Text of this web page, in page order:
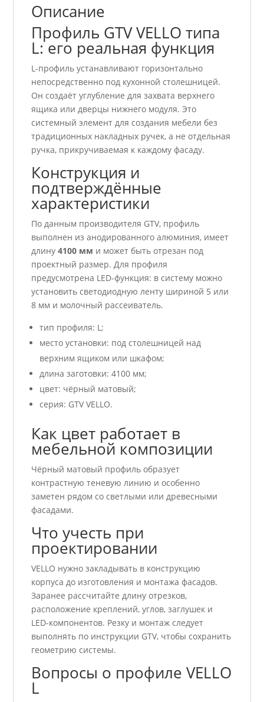
Описание
Профиль GTV VELLO типа
L: его реальная функция
L-профиль устанавливают горизонтально
непосредственно под кухонной столешницей.
Он создаёт углубление для захвата верхнего
ящика или дверцы нижнего модуля. Это
системный элемент для создания мебели без
традиционных накладных ручек, а не отдельная
ручка, прикручиваемая к каждому фасаду.
Конструкция и
подтверждённые
характеристики
По данным производителя GTV, профиль
выполнен из анодированного алюминия, имеет
длину4100 мм и может быть отрезан под
проектный размер. Для профиля
предусмотрена LED-функция: в систему можно
установить светодиодную ленту шириной 5 или
8 мм и молочный рассеиватель.
тип профиля: L;
место установки: под столешницей над
верхним ящиком или шкафом;
длина заготовки: 4100 мм;
цвет: чёрный матовый;
серия: GTV VELLO.
Как цвет работает в
мебельной композиции
Чёрный матовый профиль образует
контрастную теневую линию и особенно
заметен рядом со светлыми или древесными
фасадами.
Что учесть при
проектировании
VELLO нужно закладывать в конструкцию
корпуса до изготовления и монтажа фасадов.
Заранее рассчитайте длину отрезков,
расположение креплений, углов, заглушек и
LED-компонентов. Резку и монтаж следует
выполнять по инструкции GTV, чтобы сохранить
геометрию системы.
Вопросы о профиле VELLO
L